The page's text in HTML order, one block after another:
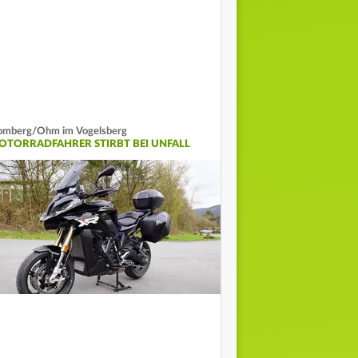
Ohm im Vogelsberg
STIRBT BEI UNFALL